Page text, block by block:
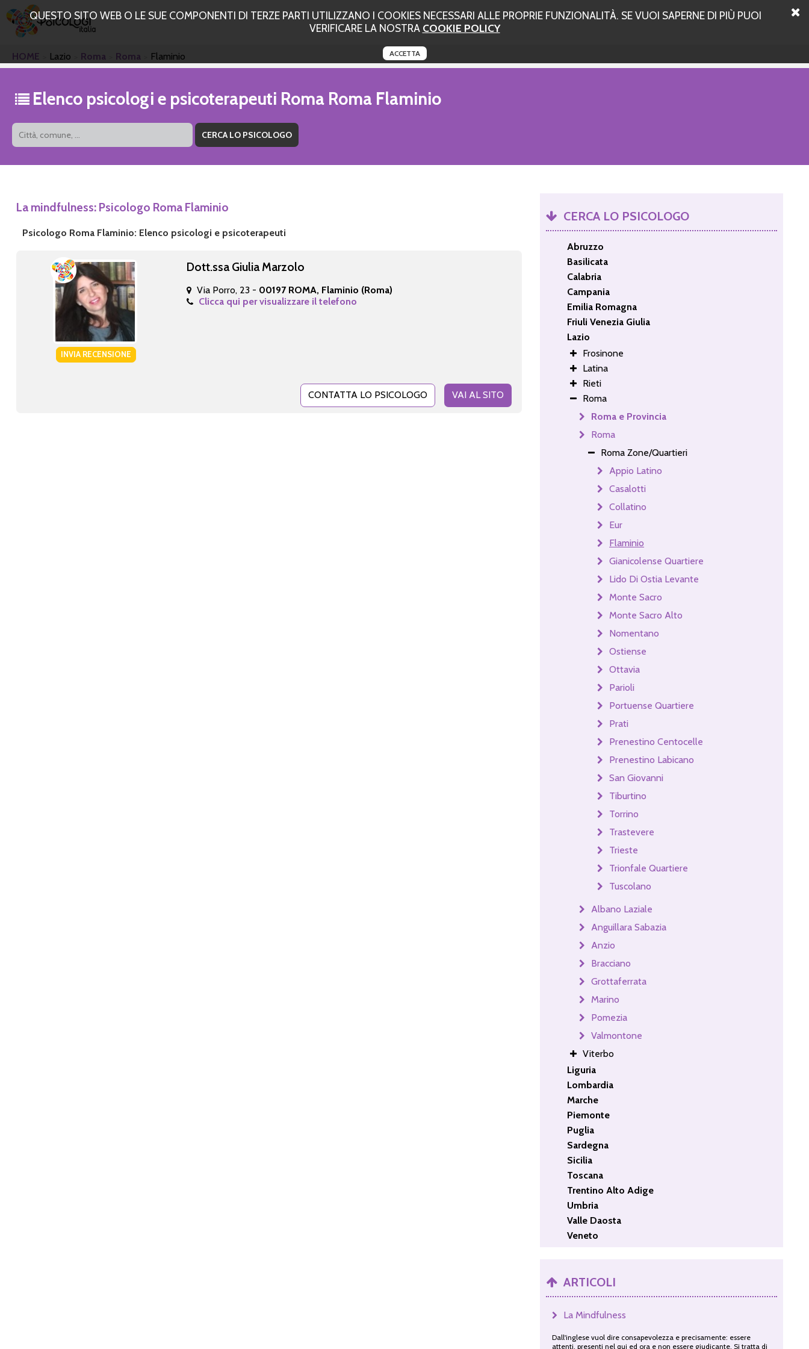
QUESTO SITO WEB O LE SUE COMPONENTI DI TERZE PARTI UTILIZZANO I COOKIES NECESSARI ALLE PROPRIE FUNZIONALITÀ. SE VUOI SAPERNE DI PIÙ PUOI
VERIFICARE LA NOSTRA COOKIE POLICY
ACCETTA
HOME Lazio Roma Roma Flaminio
Elenco psicologi e psicoterapeuti Roma Roma Flaminio
La mindfulness: Psicologo Roma Flaminio
Psicologo Roma Flaminio: Elenco psicologi e psicoterapeuti
INVIA RECENSIONE
Dott.ssa Giulia Marzolo
Via Porro, 23 - 00197 ROMA, Flaminio (Roma)
Clicca qui per visualizzare il telefono
CONTATTA LO PSICOLOGO VAI AL SITO
CERCA LO PSICOLOGO
Abruzzo
Basilicata
Calabria
Campania
Emilia Romagna
Friuli Venezia Giulia
Lazio
Frosinone
Latina
Rieti
Roma
Roma e Provincia
Roma
Roma Zone/Quartieri
Appio Latino
Casalotti
Collatino
Eur
Flaminio
Gianicolense Quartiere
Lido Di Ostia Levante
Monte Sacro
Monte Sacro Alto
Nomentano
Ostiense
Ottavia
Parioli
Portuense Quartiere
Prati
Prenestino Centocelle
Prenestino Labicano
San Giovanni
Tiburtino
Torrino
Trastevere
Trieste
Trionfale Quartiere
Tuscolano
Albano Laziale
Anguillara Sabazia
Anzio
Bracciano
Grottaferrata
Marino
Pomezia
Valmontone
Viterbo
Liguria
Lombardia
Marche
Piemonte
Puglia
Sardegna
Sicilia
Toscana
Trentino Alto Adige
Umbria
Valle Daosta
Veneto
ARTICOLI
La Mindfulness
Dall'inglese vuol dire consapevolezza e precisamente: essere
attenti, presenti nel qui ed ora e non essere giudicante. Si tratta di